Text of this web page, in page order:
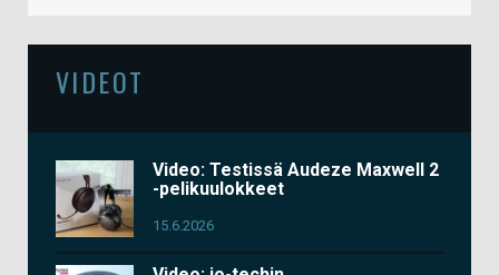
VIDEOT
Video: Testissä Audeze Maxwell 2
-pelikuulokkeet
15.6.2026